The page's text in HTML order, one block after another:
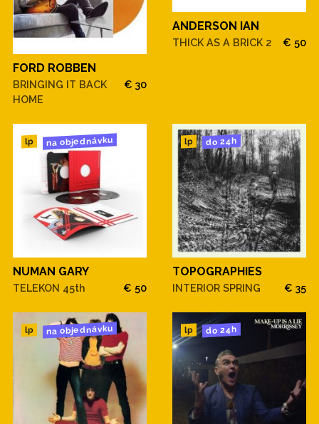
FORD ROBBEN
BRINGING IT BACK
HOME
€ 30
ANDERSON IAN
THICK AS A BRICK 2 € 50
lp na objednávku
NUMAN GARY
TELEKON 45th € 50
lp do 24h
TOPOGRAPHIES
INTERIOR SPRING € 35
lp na objednávku lp do 24h